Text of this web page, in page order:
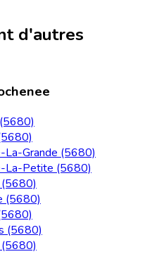
d'autres
La-Grande (5680)
La-Petite (5680)
(5680)
(5680)
(5680)
(5680)